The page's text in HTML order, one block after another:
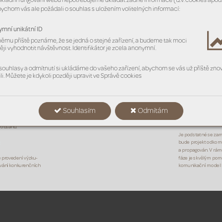
vás ale požádali o souhlas s uložením volitelných informací:
unikátní ID
příště poznáme, že se jedná o stejné zařízení, a budeme tak moci
vyhodnotit návštěvnost. Identifikátor je zcela anonymní.
a odmítnutí si ukládáme do vašeho zařízení, abychom se vás už příště
Můžete je kdykoli později upravit ve Správě cookies
Souhlasím Odmítám
větší eng
příběhy ještě
konkurenty apod.
následnému
pláno
amessagingu,
provedení výzku-
vání konkurenčních
daleko jednodušší
ky vyplyne zkr
4. Pokrytí
Je podstatné se
bude projekt
apropagován.
fáze je skvělým
komunikační model